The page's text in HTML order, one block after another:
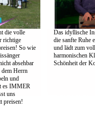
die volle
richtige
So wie
absehbar
dem Herrn
und
es IMMER
uns
preisen!
Das idyllische
die sanfte Ruhe
und lädt zum
harmonischen
Schönheit der